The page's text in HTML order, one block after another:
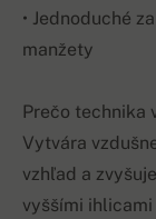
• Jednoduché
manžety
Prečo technika
Vytvára
vzhľad a
vyššími